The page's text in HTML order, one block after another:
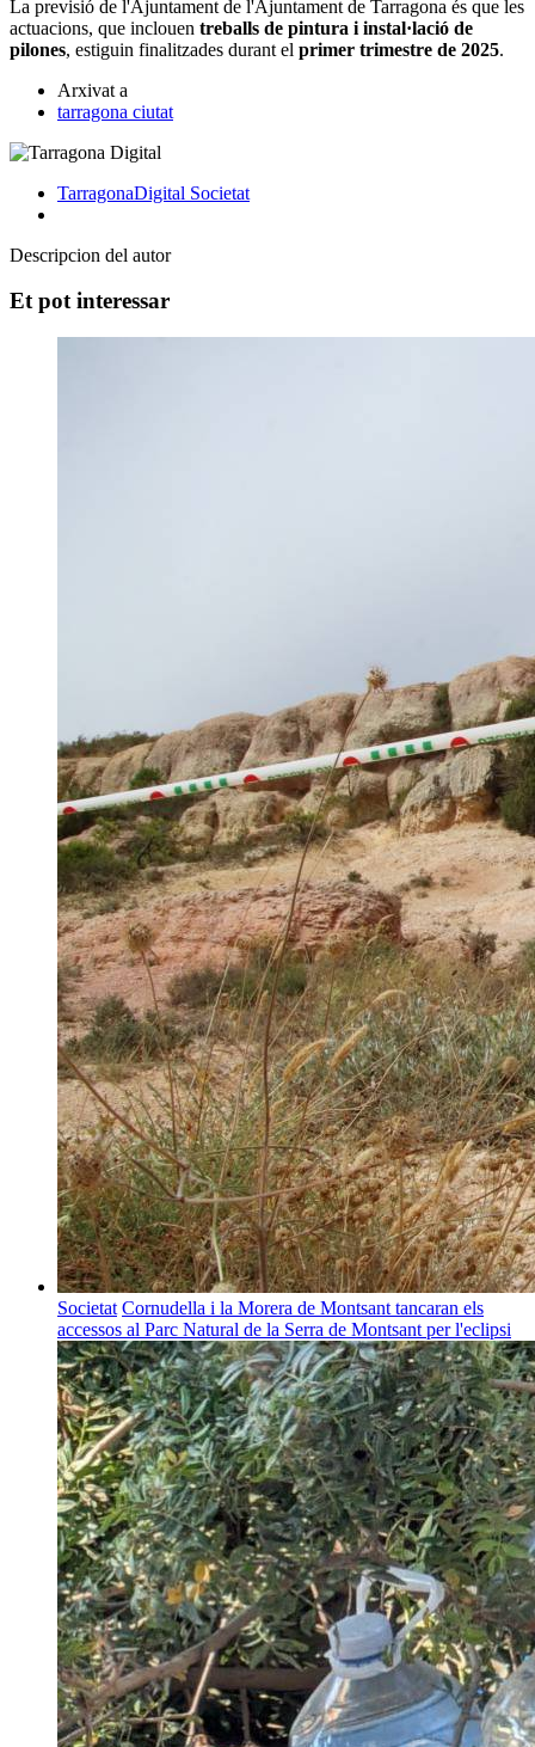
La previsió de l'Ajuntament de l'Ajuntament de Tarragona és que les
actuacions, que inclouen treballs de pintura i instal·lació de
pilones, estiguin finalitzades durant el primer trimestre de 2025.
Arxivat a
tarragona ciutat
TarragonaDigital Societat
Descripcion del autor
Et pot interessar
Societat Cornudella i la Morera de Montsant tancaran els
accessos al Parc Natural de la Serra de Montsant per l'eclipsi